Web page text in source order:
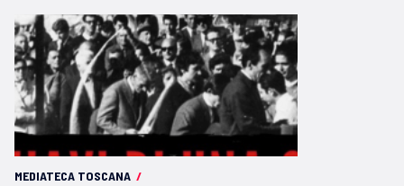
MEDIATECA TOSCANA /